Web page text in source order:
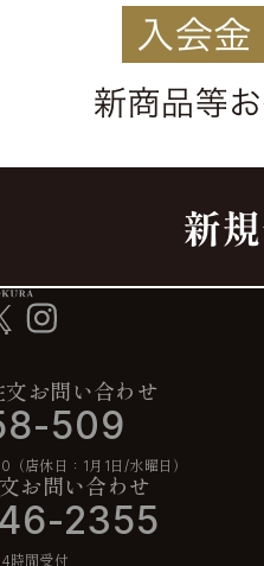
instagram
お問い合わせ
509
店休日：1月1日/水曜日）
お問い合わせ
2355
時間受付